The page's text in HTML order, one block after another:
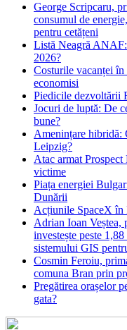
George Scripcaru,
consumul de
pentru cetățeni
Listă Neagră
2026?
Costurile vacanței
economisi
Piedicile dezvoltării
Jocuri de luptă: De
bune?
Amenințare hibridă:
Leipzig?
Atac armat
victime
Piața energiei
Dunării
Acțiunile SpaceX în
Adrian Ioan Veștea,
investește peste
sistemului GIS
Cosmin Feroiu,
comuna Bran prin
Pregătirea orașelor
gata?